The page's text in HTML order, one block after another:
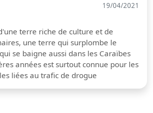
19/04/2021
terre riche de culture et de
une terre qui surplombe le
se baigne aussi dans les Caraïbes
années est surtout connue pour les
liées au trafic de drogue